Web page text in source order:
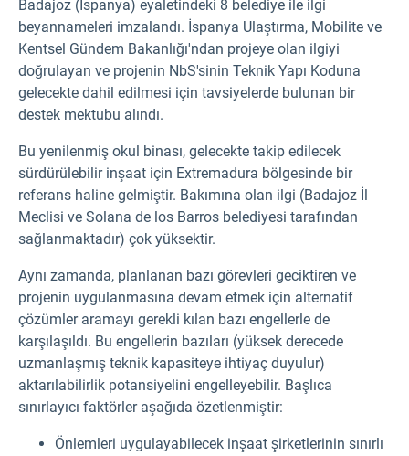
Badajoz (İspanya) eyaletindeki 8 belediye ile ilgi
beyannameleri imzalandı. İspanya Ulaştırma, Mobilite ve
Kentsel Gündem Bakanlığı'ndan projeye olan ilgiyi
doğrulayan ve projenin NbS'sinin Teknik Yapı Koduna
gelecekte dahil edilmesi için tavsiyelerde bulunan bir
destek mektubu alındı.
Bu yenilenmiş okul binası, gelecekte takip edilecek
sürdürülebilir inşaat için Extremadura bölgesinde bir
referans haline gelmiştir. Bakımına olan ilgi (Badajoz İl
Meclisi ve Solana de los Barros belediyesi tarafından
sağlanmaktadır) çok yüksektir.
Aynı zamanda, planlanan bazı görevleri geciktiren ve
projenin uygulanmasına devam etmek için alternatif
çözümler aramayı gerekli kılan bazı engellerle de
karşılaşıldı. Bu engellerin bazıları (yüksek derecede
uzmanlaşmış teknik kapasiteye ihtiyaç duyulur)
aktarılabilirlik potansiyelini engelleyebilir. Başlıca
sınırlayıcı faktörler aşağıda özetlenmiştir:
Önlemleri uygulayabilecek inşaat şirketlerinin sınırlı